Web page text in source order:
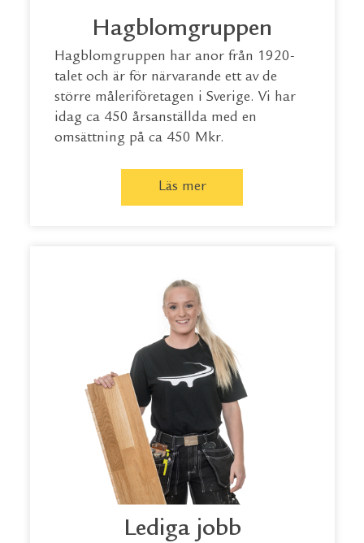
Hagblomgruppen
Hagblomgruppen har anor från 1920-
talet och är för närvarande ett av de
större måleriföretagen i Sverige. Vi har
idag ca 450 årsanställda med en
omsättning på ca 450 Mkr.
Läs mer
Lediga jobb